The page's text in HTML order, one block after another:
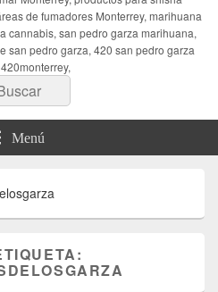
de fumadores Monterrey, marihuana
cannabis, san pedro garza marihuana,
san pedro garza, 420 san pedro garza
Menú